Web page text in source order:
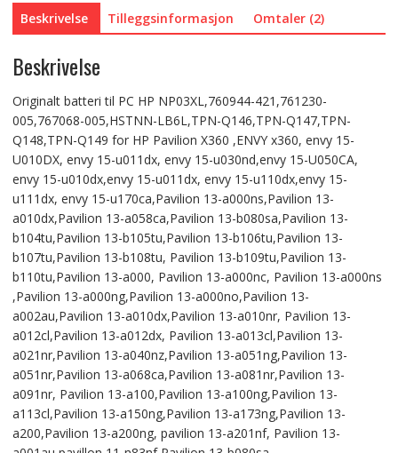
Beskrivelse Tilleggsinformasjon Omtaler (2)
Beskrivelse
Originalt batteri til PC HP NP03XL,760944-421,761230-
005,767068-005,HSTNN-LB6L,TPN-Q146,TPN-Q147,TPN-
Q148,TPN-Q149 for HP Pavilion X360 ,ENVY x360, envy 15-
U010DX, envy 15-u011dx, envy 15-u030nd,envy 15-U050CA,
envy 15-u010dx,envy 15-u011dx, envy 15-u110dx,envy 15-
u111dx, envy 15-u170ca,Pavilion 13-a000ns,Pavilion 13-
a010dx,Pavilion 13-a058ca,Pavilion 13-b080sa,Pavilion 13-
b104tu,Pavilion 13-b105tu,Pavilion 13-b106tu,Pavilion 13-
b107tu,Pavilion 13-b108tu, Pavilion 13-b109tu,Pavilion 13-
b110tu,Pavilion 13-a000, Pavilion 13-a000nc, Pavilion 13-a000ns
,Pavilion 13-a000ng,Pavilion 13-a000no,Pavilion 13-
a002au,Pavilion 13-a010dx,Pavilion 13-a010nr, Pavilion 13-
a012cl,Pavilion 13-a012dx, Pavilion 13-a013cl,Pavilion 13-
a021nr,Pavilion 13-a040nz,Pavilion 13-a051ng,Pavilion 13-
a051nr,Pavilion 13-a068ca,Pavilion 13-a081nr,Pavilion 13-
a091nr, Pavilion 13-a100,Pavilion 13-a100ng,Pavilion 13-
a113cl,Pavilion 13-a150ng,Pavilion 13-a173ng,Pavilion 13-
a200,Pavilion 13-a200ng, pavilion 13-a201nf, Pavilion 13-